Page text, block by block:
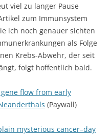
viel zu langer Pause
zum Immunsystem
ich noch genauer sichten
als Folge
Krebs-Abwehr, der seit
folgt hoffentlich bald.
flow from early
(Paywall)
mysterious cancer–day